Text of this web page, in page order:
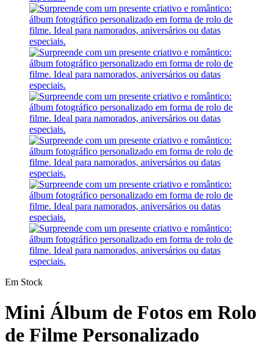
Em Stock
Mini Álbum de Fotos em Rolo
de Filme Personalizado